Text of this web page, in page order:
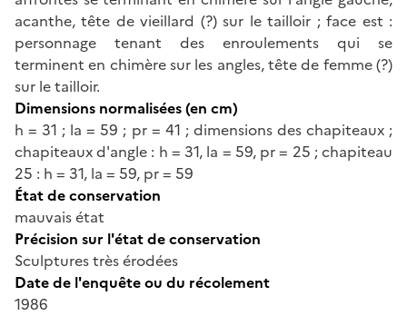
acanthe, tête de vieillard (?) sur le tailloir ; face est :
personnage tenant des enroulements qui se
terminent en chimère sur les angles, tête de femme (?)
sur le tailloir.
Dimensions normalisées (en cm)
h = 31 ; la = 59 ; pr = 41 ; dimensions des chapiteaux ;
chapiteaux d'angle : h = 31, la = 59, pr = 25 ; chapiteau
25 : h = 31, la = 59, pr = 59
État de conservation
mauvais état
Précision sur l'état de conservation
Sculptures très érodées
Date de l'enquête ou du récolement
1986